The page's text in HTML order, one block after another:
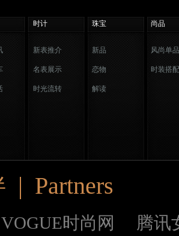
时计 珠宝 尚品
新表推介
名表展示
时光流转
新品
恋物
解读
风尚单品
时装搭配
| Partners
VOGUE时尚网 腾讯